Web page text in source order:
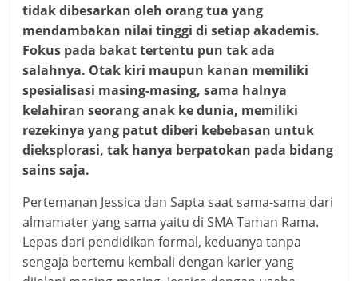
tidak dibesarkan oleh orang tua yang
mendambakan nilai tinggi di setiap akademis.
Fokus pada bakat tertentu pun tak ada
salahnya. Otak kiri maupun kanan memiliki
spesialisasi masing-masing, sama halnya
kelahiran seorang anak ke dunia, memiliki
rezekinya yang patut diberi kebebasan untuk
dieksplorasi, tak hanya berpatokan pada bidang
sains saja.
Pertemanan Jessica dan Sapta saat sama-sama dari
almamater yang sama yaitu di SMA Taman Rama.
Lepas dari pendidikan formal, keduanya tanpa
sengaja bertemu kembali dengan karier yang